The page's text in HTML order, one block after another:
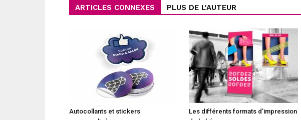
ARTICLES CONNEXES PLUS DE L'AUTEUR
Autocollants et stickers
Les différents formats d’impression